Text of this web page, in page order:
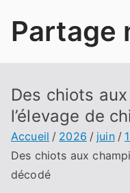
Partage
Des chiots
l’élevage de
Accueil 2026 juin
Des chiots aux
décodé